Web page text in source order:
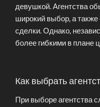
девушкой. Агентства
широкий выбор, а
сделки. Однако,
более гибкими в плане
Как выбрать
При выборе агентства